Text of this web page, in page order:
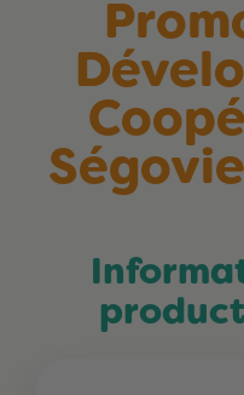
Ségovie